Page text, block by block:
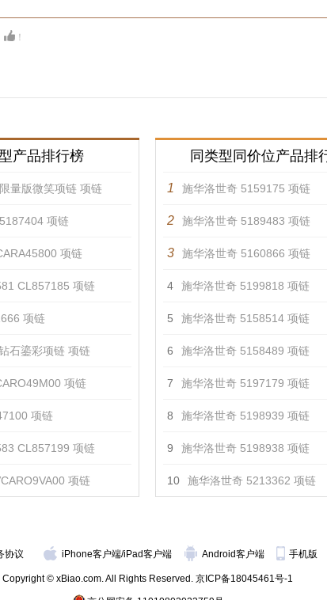
！
产品排行榜
量版微笑项链 项链
项链
项链
CL857185 项链
项链
石鎏彩项链 项链
项链
项链
CL857199 项链
项链
同类型同价位产品排
1 施华洛世奇 5159175 项链
2 施华洛世奇 5189483 项链
3 施华洛世奇 5160866 项链
4 施华洛世奇 5199818 项链
5 施华洛世奇 5158514 项链
6 施华洛世奇 5158489 项链
7 施华洛世奇 5197179 项链
8 施华洛世奇 5198939 项链
9 施华洛世奇 5198938 项链
10 施华洛世奇 5213362 项链
协议 iPhone客户端/iPad客户端 Android客户端 手机版
Copyright © xBiao.com. All Rights Reserved. 京ICP备18045461号-1